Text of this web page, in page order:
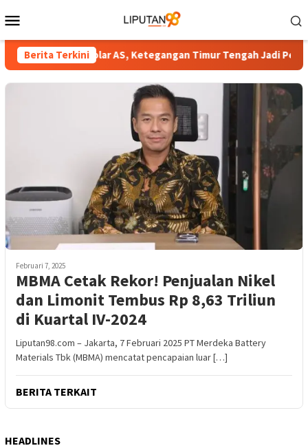
ke
Mobile
Berita Terkini
per Dolar AS, Ketegangan Timur Tengah Jadi Pemicu
Februari 7, 2025
MBMA Cetak Rekor! Penjualan Nikel
dan Limonit Tembus Rp 8,63 Triliun
di Kuartal IV-2024
Liputan98.com – Jakarta, 7 Februari 2025 PT Merdeka Battery
Materials Tbk (MBMA) mencatat pencapaian luar […]
BERITA TERKAIT
HEADLINES